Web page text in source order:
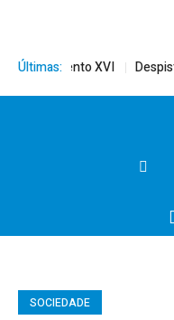
Últimas:Bento XVI Despiste
SOCIEDADE